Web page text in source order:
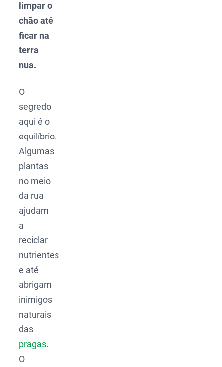
limpar o
chão até
ficar na
terra
nua.
O
segredo
aqui é o
equilíbrio.
Algumas
plantas
no meio
da rua
ajudam
a
reciclar
nutrientes
e até
abrigam
inimigos
naturais
das
pragas.
O